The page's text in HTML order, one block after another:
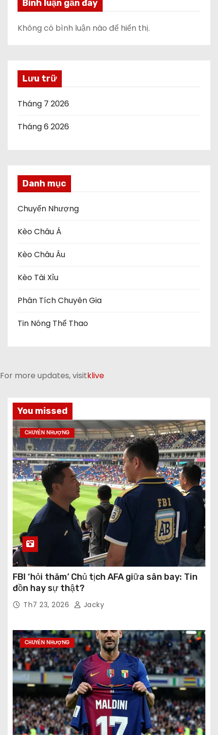
Bình luận gần đây
Không có bình luận nào để hiển thị.
Lưu trữ
Tháng 7 2026
Tháng 6 2026
Danh mục
Chuyển Nhượng
Kèo Châu Á
Kèo Châu Âu
Kèo Tài Xỉu
Phân Tích Chuyên Gia
Tin Nóng Thể Thao
For more updates, visitklive
You missed
CHUYỂN NHƯỢNG
FBI ‘hỏi thăm’ Chủ tịch AFA giữa sân bay: Tin
đồn hay sự thật?
Th7 23, 2026 Jacky
CHUYỂN NHƯỢNG